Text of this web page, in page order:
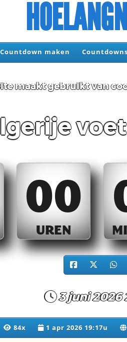
Countdown maken
maakt gebruikt van
00
UREN
3 juni 2026
84x 1 apr 2026 19:17u